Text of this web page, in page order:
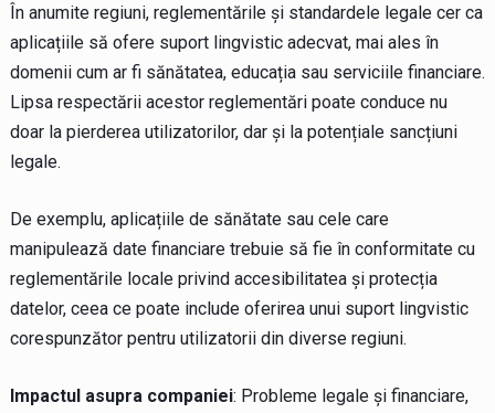
În anumite regiuni, reglementările și standardele legale cer ca
aplicațiile să ofere suport lingvistic adecvat, mai ales în
domenii cum ar fi sănătatea, educația sau serviciile financiare.
Lipsa respectării acestor reglementări poate conduce nu
doar la pierderea utilizatorilor, dar și la potențiale sancțiuni
legale.
De exemplu, aplicațiile de sănătate sau cele care
manipulează date financiare trebuie să fie în conformitate cu
reglementările locale privind accesibilitatea și protecția
datelor, ceea ce poate include oferirea unui suport lingvistic
corespunzător pentru utilizatorii din diverse regiuni.
Impactul asupra companiei: Probleme legale și financiare,